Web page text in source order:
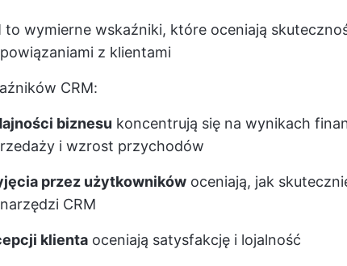
to wymierne wskaźniki, które oceniają
z klientami
CRM:
biznesu koncentrują się na wynikach
i wzrost przychodów
przez użytkowników oceniają, jak
CRM
klienta oceniają satysfakcję i lojalność